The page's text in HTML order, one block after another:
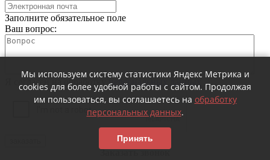
Заполните обязательное поле
Ваш вопрос:
Я согласен на обработку персональных данных
Заказать звонок
Мы используем систему статистики Яндекс Метрика и
cookies для более удобной работы с сайтом. Продолжая
им пользоваться, вы соглашаетесь на обработку
персональных данных.
Принять